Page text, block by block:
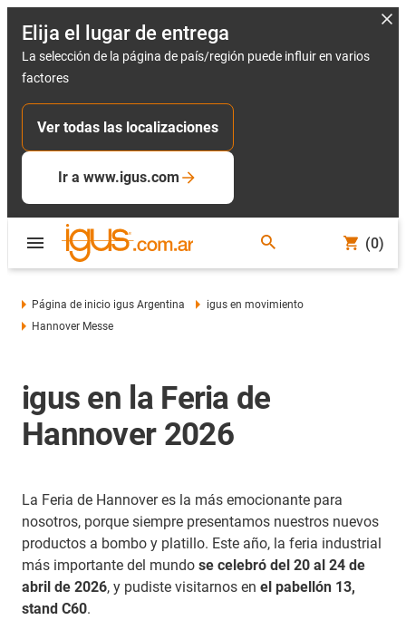
Elija el lugar de entrega
La selección de la página de país/región puede influir en varios
factores
Ver todas las localizaciones
Ir a www.igus.com
(0)
Página de inicio igus Argentina
igus en movimiento
Hannover Messe
igus en la Feria de
Hannover 2026
La Feria de Hannover es la más emocionante para
nosotros, porque siempre presentamos nuestros nuevos
productos a bombo y platillo. Este año, la feria industrial
más importante del mundo se celebró del 20 al 24 de
abril de 2026, y pudiste visitarnos en el pabellón 13,
stand C60.